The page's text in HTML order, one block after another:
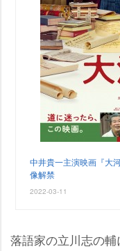
中井貴一主演映画『大
像解禁
2022-03-11
落語家の立川志の